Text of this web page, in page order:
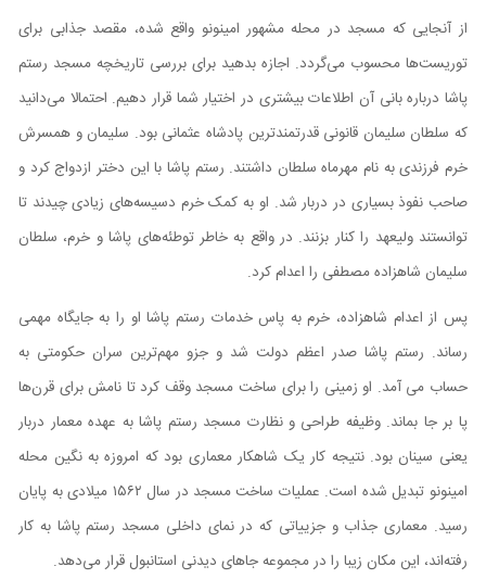
از آنجایی که مسجد در محله مشهور امینونو واقع شده، مقصد جذابی برای
توریست‌ها محسوب می‌گردد. اجازه بدهید برای بررسی تاریخچه مسجد رستم
پاشا درباره بانی آن اطلاعات بیشتری در اختیار شما قرار دهیم. احتمالا می‌دانید
که سلطان سلیمان قانونی قدرتمندترین پادشاه عثمانی بود. سلیمان و همسرش
خرم فرزندی به نام مهرماه سلطان داشتند. رستم پاشا با این دختر ازدواج کرد و
صاحب نفوذ بسیاری در دربار شد. او به کمک خرم دسیسه‌های زیادی چیدند تا
توانستند ولیعهد را کنار بزنند. در‌ واقع به خاطر توطئه‌های پاشا و خرم، سلطان
سلیمان شاهزاده مصطفی را اعدام کرد.
پس از اعدام شاهزاده، خرم به پاس خدمات رستم پاشا او را به جایگاه مهمی
رساند. رستم پاشا صدر اعظم دولت شد و جزو مهم‌ترین سران حکومتی به
حساب می آمد. او زمینی را برای ساخت مسجد وقف کرد تا نامش برای قرن‌ها
پا بر جا بماند. وظیفه طراحی و نظارت مسجد رستم پاشا به عهده معمار دربار
یعنی سینان بود. نتیجه کار یک شاهکار معماری بود که امروزه به نگین محله
امینونو تبدیل شده است. عملیات ساخت مسجد در سال ۱۵۶۲ میلادی به پایان
رسید. معماری جذاب و جزییاتی که در نمای داخلی مسجد رستم پاشا به کار
رفته‌اند، این مکان زیبا را در مجموعه جاهای دیدنی استانبول قرار می‌دهد.